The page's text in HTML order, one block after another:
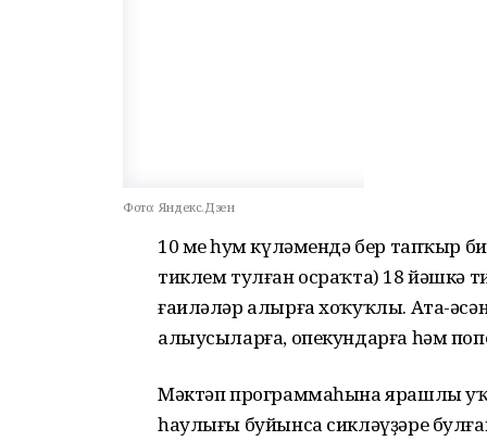
Фото: Яндекс.Дзен
10 мең һум күләмендә бер тапҡыр
тиклем тулған осраҡта) 18 йәшкә
ғаиләләр алырға хоҡуҡлы. Ата-
алыусыларға, опекундарға һәм
Мәктәп программаһына ярашлы
һаулығы буйынса сикләүҙәре